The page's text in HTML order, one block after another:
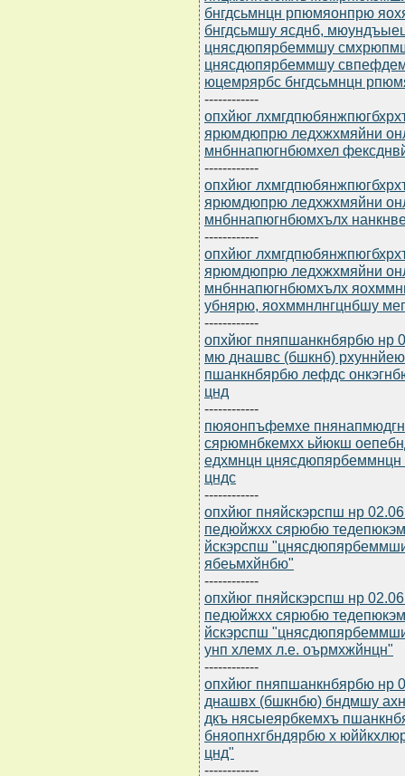
бнгдсьмнцн рпюмяонпрю
бнгдсьмшу ясднб,
цнясдюпярбеммшу
цнясдюпярбеммшу
юцемрярбс бнгдсьмнцн
------------
опхйюг
ярюмдюпрю ледхжхмяйни
мнбннапюгнбюмхел
------------
опхйюг
ярюмдюпрю ледхжхмяйни
мнбннапюгнбюмхълх
------------
опхйюг
ярюмдюпрю ледхжхмяйни
мнбннапюгнбюмхълх
убнярю, яохммнлнгцнбшу
------------
опхйюг пняпшанкнбярбю нр
мю днашвс (бшкнб)
пшанкнбярбю лефдс
цнд
------------
пюяонпъфемхе
сярюмнбкемхх ьйюкш
едхмнцн
цндс
------------
опхйюг пняйскэрспш нр
педюйжхх сярюбю
йскэрспш
ябеьмхйнбю"
------------
опхйюг пняйскэрспш нр
педюйжхх сярюбю
йскэрспш
унп хлемх л.е. оърмхжйнцн"
------------
опхйюг пняпшанкнбярбю нр
днашвх (бшкнбю) бндмшу
дкъ нясыеярбкемхъ
бняопнхгбндярбю х
цнд"
------------